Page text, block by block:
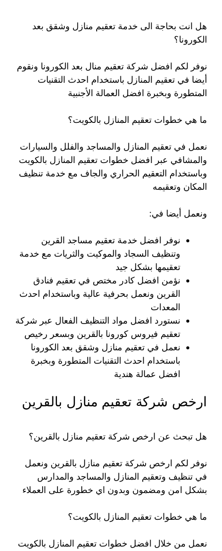
هل انت بحاجة الى خدمة تعقيم منازل وشقق بعد
الكورونا؟
نوفر لكم افضل شركة تعقيم منال بعد الكورونا ونقوم
أيضا في تعقيم المنازل باستخدام احدث التقنيات
المتطورة وبخبرة افضل العمالة الأجنبية
ما هي خطوات تعقيم المنازل بالكويت؟
نعمل في تعقيم المنازل والمساجد والفلل والسيارات
والمشافي عبر افضل خطوات تعقيم المنازل بالكويت
وباستخدام التعقيم الحراري والجاف مع خدمة تنظيف
المكان وتعقيمه
ونعمل أيضا في:
نوفر افضل خدمة تعقيم مساجد القرين
وتنظيف السجاد والموكيت والثريات مع خدمة
تعقيمها بشكل جيد
نؤمن افضل كادر مختص في تعقيم فنادق
القرين ونعمل بحرفية عالية وباستخدام احدث
المعدات
نستورد افضل مواد التنظيف الفعال عبر شركة
تعقيم فيروس كورونا بالقرين وبسعر رخيص
نعمل في تعقيم منازل وشقق بعد الكورونا
باستخدام احدث التقنيات المتطورة وبخبرة
افضل عمالة هندية
ارخص شركة تعقيم منازل بالقرين
هل تبحث عن ارخص شركة تعقيم منازل بالقرين؟
نوفر لكم ارخص شركة تعقيم منازل بالقرين ونعمل
في تنظيف وتعقيم المنازل والمساجد والمدارس
بشكل امن ومضمون وبدون اي خطورة على العملاء
ما هي خطوات تعقيم المنازل بالكويت؟
نعمل من خلال افضل خطوات تعقيم المنازل بالكويت